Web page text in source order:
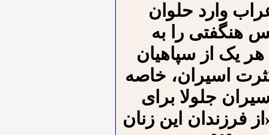
وارد حلوان
هنگفتی را به
یک از سپاهیان
بدست آمده، هزار درهم بود.[۴] کثرت اسیران، خاصه
جلولا برای
فرزندان این زنان